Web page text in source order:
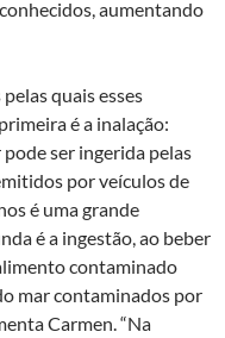
aumentando
quais esses
é a inalação:
ser ingerida pelas
por veículos de
é uma grande
é a ingestão, ao beber
contaminado
mar contaminados por
Carmen. “Na